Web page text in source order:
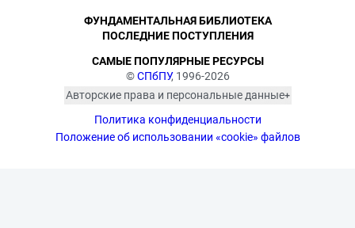
©СПбПУ, 1996-2026
Авторские права и персональные данные
изображённых лиц в соответствии
с требованиями законодательства
Политика конфиденциальности
Положение об использовании «cookie» файлов
ФУНДАМЕНТАЛЬНАЯ БИБЛИОТЕКА
ПОСЛЕДНИЕ ПОСТУПЛЕНИЯ
САМЫЕ ПОПУЛЯРНЫЕ РЕСУРСЫ